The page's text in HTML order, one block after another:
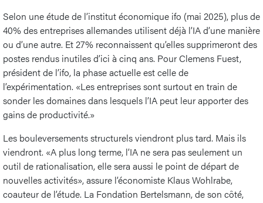
Selon une étude de l’institut économique ifo (mai 2025), plus de
40% des entreprises allemandes utilisent déjà l’IA d’une manière
ou d’une autre. Et 27% reconnaissent qu’elles supprimeront des
postes rendus inutiles d’ici à cinq ans. Pour Clemens Fuest,
président de l’ifo, la phase actuelle est celle de
l’expérimentation. «Les entreprises sont surtout en train de
sonder les domaines dans lesquels l’IA peut leur apporter des
gains de productivité.»
Les bouleversements structurels viendront plus tard. Mais ils
viendront. «A plus long terme, l’IA ne sera pas seulement un
outil de rationalisation, elle sera aussi le point de départ de
nouvelles activités», assure l’économiste Klaus Wohlrabe,
coauteur de l’étude. La Fondation Bertelsmann, de son côté,